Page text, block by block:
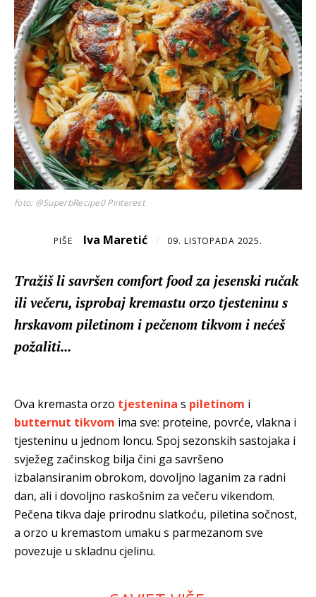
foto: @SuperbRecipe0 Pinterest
PIŠE Iva Maretić / 09. LISTOPADA 2025.
Tražiš li savršen comfort food za jesenski ručak
ili večeru, isprobaj kremastu orzo tjesteninu s
hrskavom piletinom i pečenom tikvom i nećeš
požaliti...
Ova kremasta orzo tjestenina s piletinom i
butternut tikvom ima sve: proteine, povrće, vlakna i
tjesteninu u jednom loncu. Spoj sezonskih sastojaka i
svježeg začinskog bilja čini ga savršeno
izbalansiranim obrokom, dovoljno laganim za radni
dan, ali i dovoljno raskošnim za večeru vikendom.
Pečena tikva daje prirodnu slatkoću, piletina sočnost,
a orzo u kremastom umaku s parmezanom sve
povezuje u skladnu cjelinu.